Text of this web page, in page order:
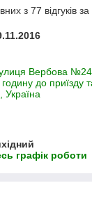
з 77 відгуків за
Вербова
годину до приїзду
Україна
графік роботи